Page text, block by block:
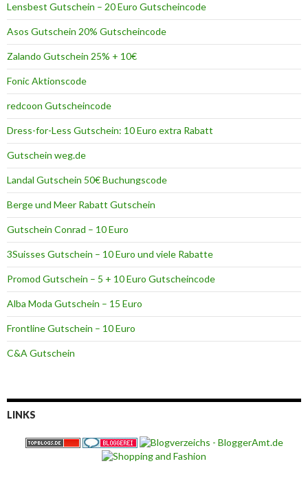
t
t
A
n
b
i
e
t
e
r
Lensbest Gutschein – 20 Euro Gutscheincode
Asos Gutschein 20% Gutscheincode
Zalando Gutschein 25% + 10€
Fonic Aktionscode
redcoon Gutscheincode
Dress-for-Less Gutschein: 10 Euro extra Rabatt
Gutschein weg.de
Landal Gutschein 50€ Buchungscode
Berge und Meer Rabatt Gutschein
Gutschein Conrad – 10 Euro
3Suisses Gutschein – 10 Euro und viele Rabatte
Promod Gutschein – 5 + 10 Euro Gutscheincode
Alba Moda Gutschein – 15 Euro
Frontline Gutschein – 10 Euro
C&A Gutschein
LINKS